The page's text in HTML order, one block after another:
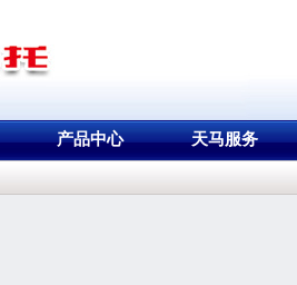
产品中心 天马服务